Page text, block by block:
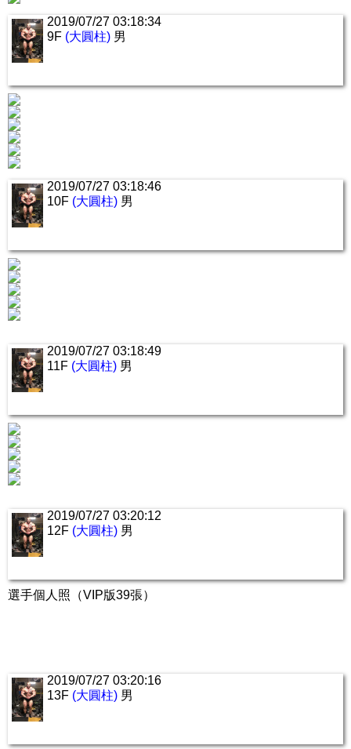
2019/07/27 03:18:34
9F (大圓柱) 男
2019/07/27 03:18:46
10F (大圓柱) 男
2019/07/27 03:18:49
11F (大圓柱) 男
2019/07/27 03:20:12
12F (大圓柱) 男
選手個人照（VIP版39張）
2019/07/27 03:20:16
13F (大圓柱) 男